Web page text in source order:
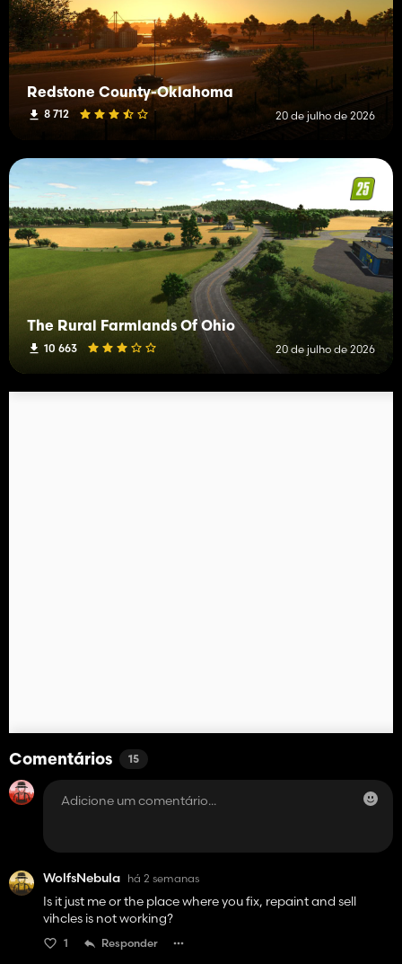
Redstone County-Oklahoma
8 712 20 de julho de 2026
The Rural Farmlands Of Ohio
10 663 20 de julho de 2026
Comentários 15
WolfsNebula há 2 semanas
Is it just me or the place where you fix, repaint and sell
vihcles is not working?
1 Responder